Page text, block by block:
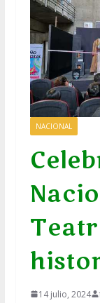
NACIONAL
14 julio, 2024